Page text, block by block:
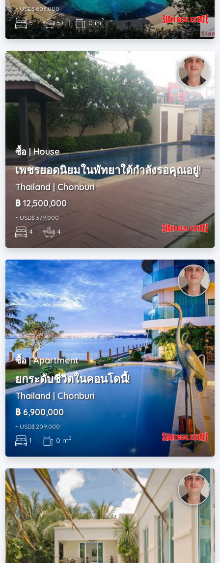
~ USD$ 603,000
5 | 5+ | 0 m2
ซื้อ | House
เพชรยอดนิยมในพัทยาใต้กำลังรอคุณอยู่!
Thailand | Chonburi
฿ 12,500,000
~ USD$ 379,000
4 | 4
ซื้อ | Apartment
ยกระดับชีวิตในคอนโดนี้!
Thailand | Chonburi
฿ 6,900,000
~ USD$ 209,000
1 | 0 m2